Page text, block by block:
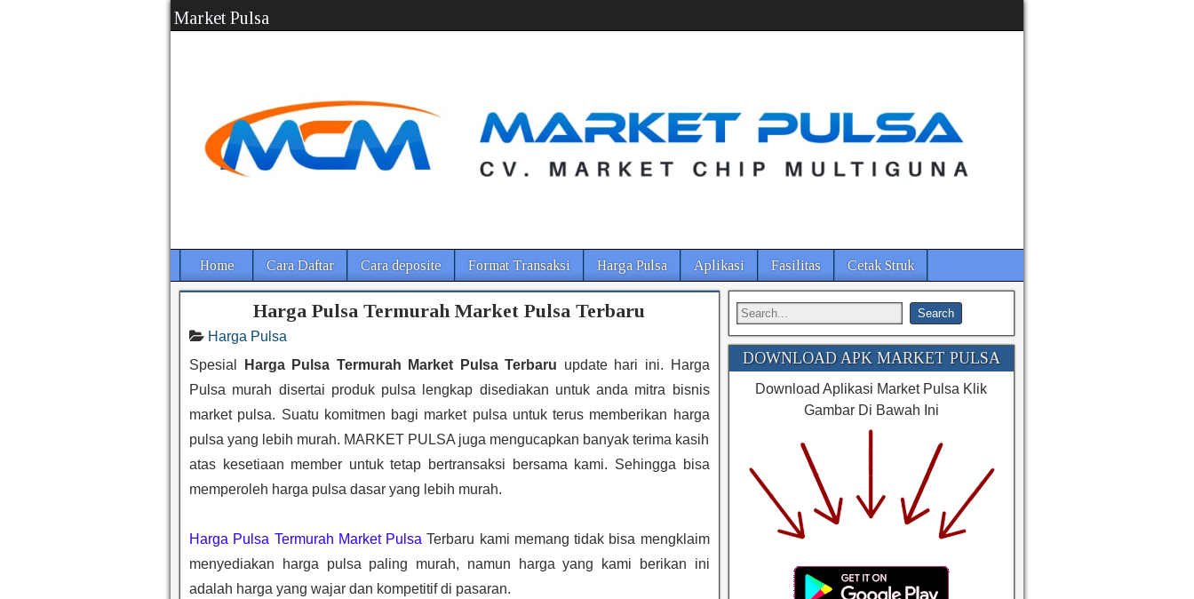
Market Pulsa
Home Cara Daftar Cara deposite Format Transaksi Harga Pulsa Aplikasi Fasilitas Cetak Struk
Harga Pulsa Termurah Market Pulsa Terbaru
Harga Pulsa
Spesial
Harga Pulsa Termurah Market Pulsa Terbaru update hari ini. Harga
Pulsa murah disertai produk pulsa lengkap disediakan untuk anda mitra bisnis
market pulsa. Suatu komitmen bagi market pulsa untuk terus memberikan harga
pulsa yang lebih murah. MARKET PULSA juga mengucapkan banyak terima kasih
atas kesetiaan member untuk tetap bertransaksi bersama kami. Sehingga bisa
memperoleh harga pulsa dasar yang lebih murah.
Harga Pulsa Termurah Market Pulsa Terbaru kami memang tidak bisa mengklaim
menyediakan harga pulsa paling murah, namun harga yang kami berikan ini
adalah harga yang wajar dan kompetitif di pasaran.
DOWNLOAD APK MARKET PULSA
Download Aplikasi Market Pulsa Klik
Gambar Di Bawah Ini